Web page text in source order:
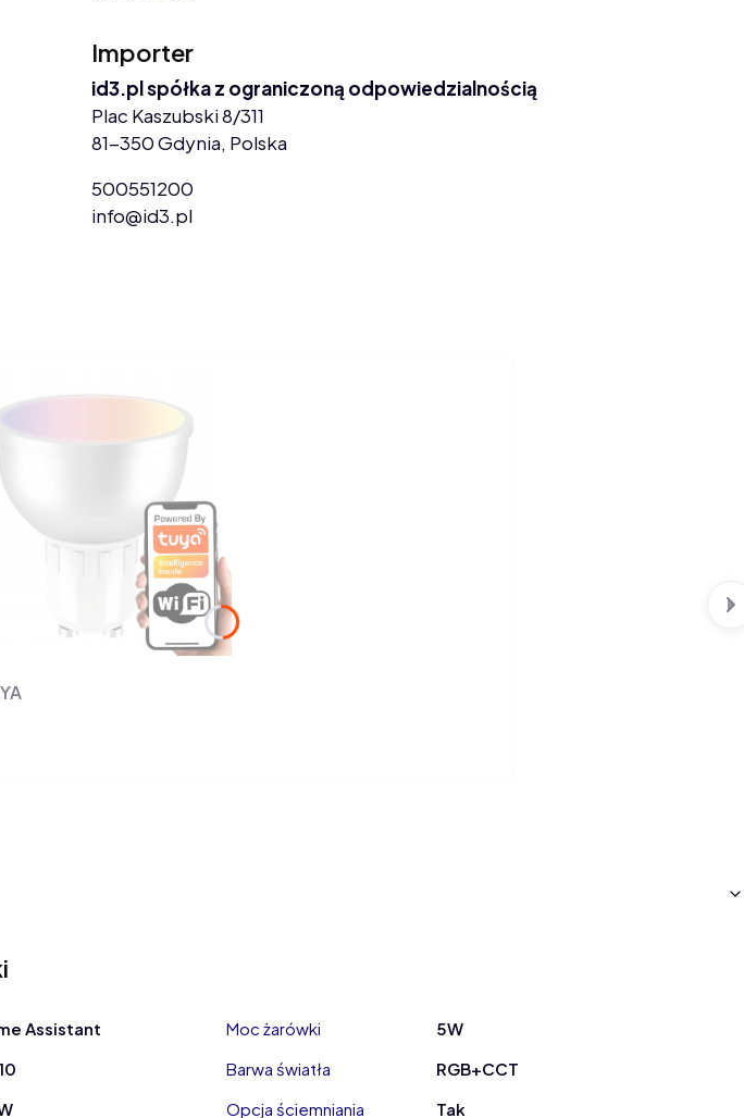
Importer
id3.pl spółka z ograniczoną odpowiedzialnością
Plac Kaszubski 8/311
81-350 Gdynia, Polska
500551200
info@id3.pl
Assistant Moc żarówki
5W
Barwa światła
RGB+CCT
Opcja ściemniania
Tak